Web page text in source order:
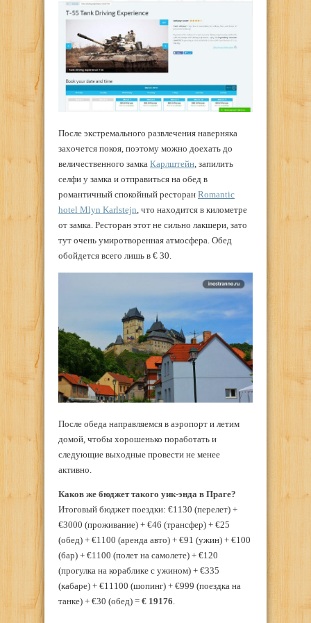
После экстремального развлечения наверняка
захочется покоя, поэтому можно доехать до
величественного замка Карлштейн, запилить
селфи у замка и отправиться на обед в
романтичный спокойный ресторан Romantic
hotel Mlyn Karlstejn, что находится в километре
от замка. Ресторан этот не сильно лакшери, зато
тут очень умиротворенная атмосфера. Обед
обойдется всего лишь в € 30.
После обеда направляемся в аэропорт и летим
домой, чтобы хорошенько поработать и
следующие выходные провести не менее
активно.
Каков же бюджет такого уик-энда в Праге?
Итоговый бюджет поездки: €1130 (перелет) +
€3000 (проживание) + €46 (трансфер) + €25
(обед) + €1100 (аренда авто) + €91 (ужин) + €100
(бар) + €1100 (полет на самолете) + €120
(прогулка на кораблике с ужином) + €335
(кабаре) + €11100 (шопинг) + €999 (поездка на
танке) + €30 (обед) = € 19176.